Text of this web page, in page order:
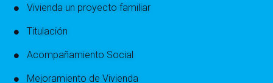
Vivienda un proyecto familiar
Titulación
Acompañamiento Social
Mejoramiento de Vivienda